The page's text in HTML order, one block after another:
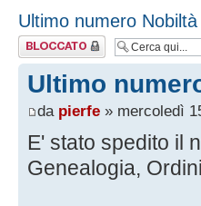
Ultimo numero
Argomento
bloccato
Ultimo
da pierfe » mercoledì
E' stato spedito il
Genealogia,